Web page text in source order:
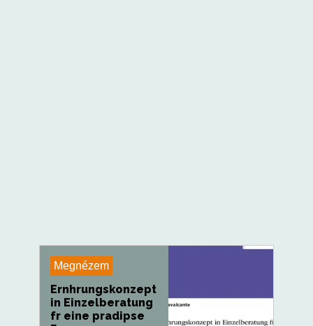
Megnézem
Ernhrungskonzept
in Einzelberatung
fr eine pradipse